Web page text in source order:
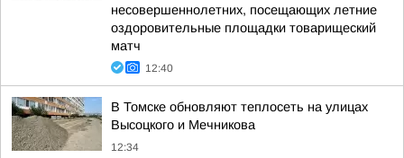
несовершеннолетних, посещающих летние
оздоровительные площадки товарищеский
матч
12:40
В Томске обновляют теплосеть на улицах
Высоцкого и Мечникова
12:34